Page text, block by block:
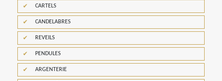
CARTELS
CANDELABRES
REVEILS
PENDULES
ARGENTERIE